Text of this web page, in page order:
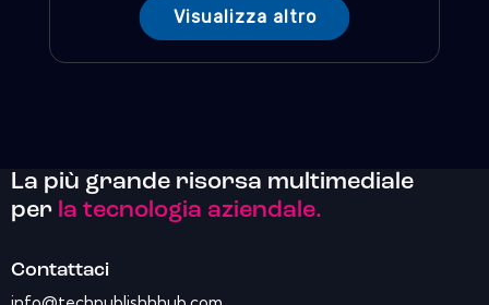
Visualizza altro
La più grande risorsa multimediale
per la tecnologia aziendale.
Contattaci